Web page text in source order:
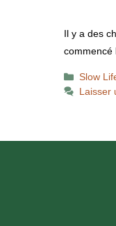
Il y a des
commencé
Slow
Laisser